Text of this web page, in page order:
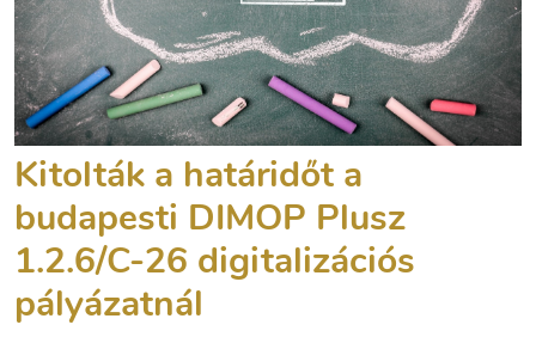
Kitolták a határidőt a
budapesti DIMOP Plusz
1.2.6/C-26 digitalizációs
pályázatnál